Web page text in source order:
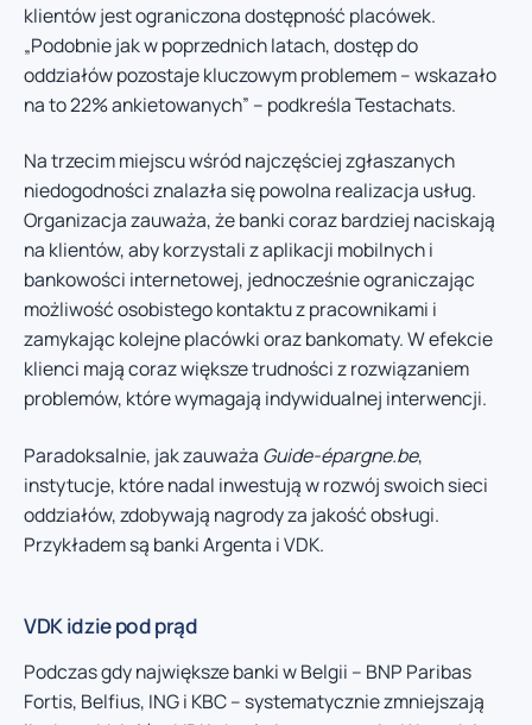
klientów jest ograniczona dostępność placówek.
„Podobnie jak w poprzednich latach, dostęp do
oddziałów pozostaje kluczowym problemem – wskazało
na to 22% ankietowanych” – podkreśla Testachats.
Na trzecim miejscu wśród najczęściej zgłaszanych
niedogodności znalazła się powolna realizacja usług.
Organizacja zauważa, że banki coraz bardziej naciskają
na klientów, aby korzystali z aplikacji mobilnych i
bankowości internetowej, jednocześnie ograniczając
możliwość osobistego kontaktu z pracownikami i
zamykając kolejne placówki oraz bankomaty. W efekcie
klienci mają coraz większe trudności z rozwiązaniem
problemów, które wymagają indywidualnej interwencji.
Paradoksalnie, jak zauważa Guide-épargne.be,
instytucje, które nadal inwestują w rozwój swoich sieci
oddziałów, zdobywają nagrody za jakość obsługi.
Przykładem są banki Argenta i VDK.
VDK idzie pod prąd
Podczas gdy największe banki w Belgii – BNP Paribas
Fortis, Belfius, ING i KBC – systematycznie zmniejszają